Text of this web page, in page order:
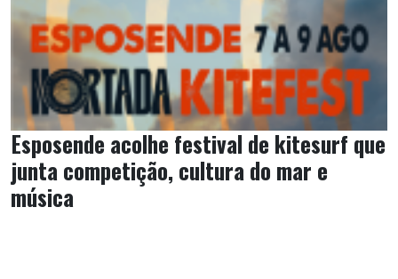
Esposende acolhe festival de kitesurf que
junta competição, cultura do mar e
música